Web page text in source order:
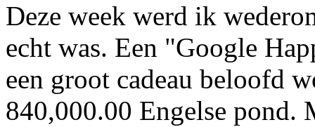
Deze week werd ik
echt was. Een "Google
een groot cadeau beloofd
840,000.00 Engelse pond.